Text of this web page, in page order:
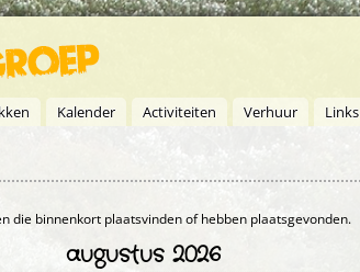
Kalender Activiteiten Verhuur Links
die binnenkort plaatsvinden of hebben plaatsgevonden.
augustus 2026